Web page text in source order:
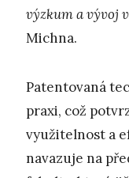
výzkum a vývoj
Michna.
Patentovaná
praxi, což
využitelnost a
navazuje na